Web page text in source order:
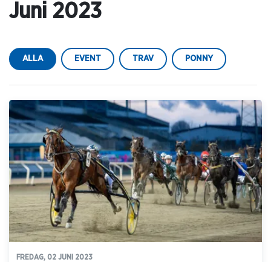
Juni 2023
ALLA EVENT TRAV PONNY
FREDAG, 02 JUNI 2023